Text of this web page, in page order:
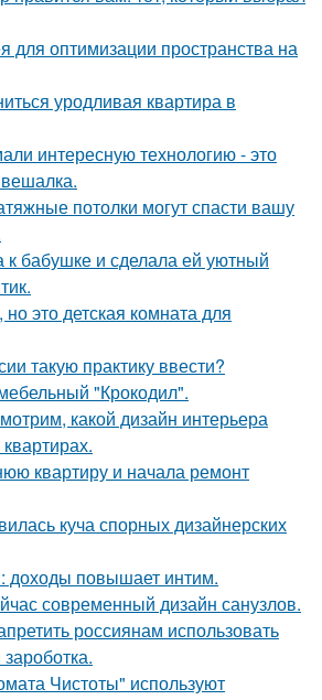
для оптимизации пространства на
уродливая квартира в
интересную технологию - это
потолки могут спасти вашу
бабушке и сделала ей уютный
это детская комната для
такую практику ввести?
"Крокодил".
какой дизайн интерьера
квартиру и начала ремонт
куча спорных дизайнерских
повышает интим.
современный дизайн санузлов.
россиянам использовать
Чистоты" используют